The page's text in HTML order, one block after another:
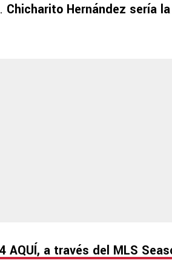
Chicharito Hernández sería
AQUÍ, a través del MLS